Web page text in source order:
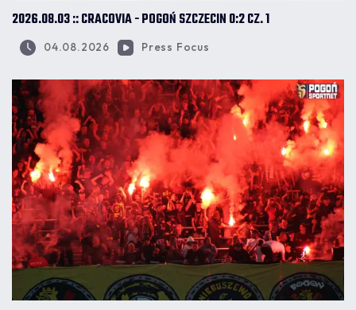
2026.08.03 :: CRACOVIA - POGOŃ SZCZECIN 0:2 CZ. 1
04.08.2026 Press Focus